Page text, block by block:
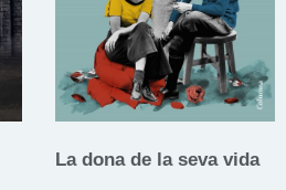
La dona de la seva vida